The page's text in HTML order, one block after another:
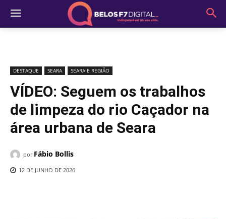
DESTAQUE SEARA SEARA E REGIÃO
VÍDEO: Seguem os trabalhos
de limpeza do rio Caçador na
área urbana de Seara
por Fábio Bollis
12 DE JUNHO DE 2026